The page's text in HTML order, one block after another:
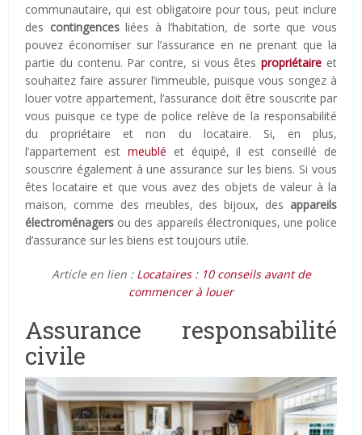
communautaire, qui est obligatoire pour tous, peut inclure
des contingencesliées à l’habitation, de sorte que vous
pouvez économiser sur l’assurance en ne prenant que la
partie du contenu. Par contre, si vous êtespropriétaire et
souhaitez faire assurer l’immeuble, puisque vous songez à
louer votre appartement, l’assurance doit être souscrite par
vous puisque ce type de police relève de la responsabilité
du propriétaire et non du locataire. Si, en plus,
l’appartement est meublé et équipé, il est conseillé de
souscrire également à une assurance sur les biens. Si vous
êtes locataire et que vous avez des objets de valeur à la
maison, comme des meubles, des bijoux, des appareils
électroménagers ou des appareils électroniques, une police
d’assurance sur les biens est toujours utile.
Article en lien : Locataires : 10 conseils avant de
commencer à louer
Assurance responsabilité
civile